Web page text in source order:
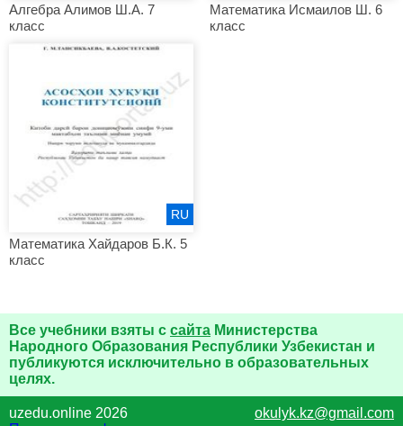
Алгебра Алимов Ш.А. 7
класс
Математика Исмаилов Ш. 6
класс
Математика Хайдаров Б.К. 5
класс
RU
Все учебники взяты с сайта Министерства
Народного Образования Республики Узбекистан и
публикуются исключительно в образовательных
целях.
uzedu.online 2026
okulyk.kz@gmail.com